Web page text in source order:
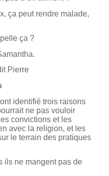
ça peut rendre malade,
ça ?
Pierre
identifié trois raisons
ne pas vouloir
convictions et les
avec la religion, et les
le terrain des pratiques
ils ne mangent pas de